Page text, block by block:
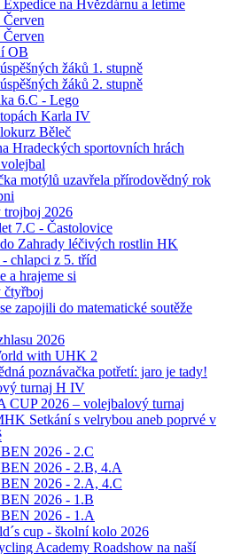
na Hvězdárnu a letíme
OB
žáků 1. stupně
žáků 2. stupně
6.C - Lego
Karla IV
Běleč
Hradeckých sportovních hrách
motýlů uzavřela přírodovědný rok
2026
7.C - Častolovice
Zahrady léčivých rostlin HK
chlapci z 5. tříd
a hrajeme si
zapojili do matematické soutěže
2026
with UHK 2
poznávačka potřetí: jaro je tady!
turnaj H IV
2026 – volejbalový turnaj
Setkání s velrybou aneb poprvé v
2026 - 2.C
2026 - 2.B, 4.A
2026 - 2.A, 4.C
2026 - 1.B
2026 - 1.A
cup - školní kolo 2026
Academy Roadshow na naší